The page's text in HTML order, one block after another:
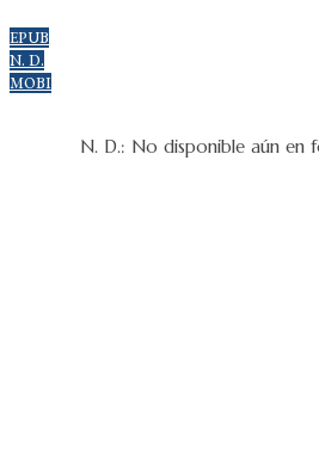
EPUB
N. D.
MOBI
N. D.: No disponible aún en